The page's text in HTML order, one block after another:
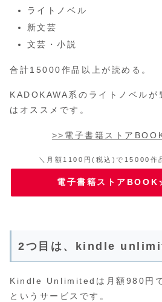
ライトノベル
新文芸
文芸・小説
合計15000作品以上が読める。
KADOKAWA系のライトノベルが
はオススメです。
>>電子書籍ストア
＼月額1100円(税込)で15000作
電子書籍ストア
2つ目は、kindle
Kindle Unlimitedは月額980円で
というサービスです。